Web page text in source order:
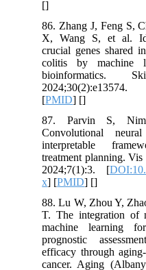
86. Zhang J, Feng S,
X, Wang S, et al.
crucial genes shared
colitis by machine
bioinformatics.
[PMID] [
87. Parvin S,
Convolutional
interpretable
treatment planning.
2024;7(1):3. [
x] [PMID] [
88. Lu W, Zhou Y,
T. The integration
machine learning
prognostic
efficacy through
cancer. Aging